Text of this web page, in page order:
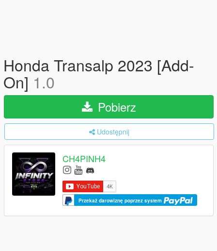
Honda Transalp 2023 [Add-
On] 1.0
Pobierz
Udostępnij
CH4PINH4
Przekaż darowiznę poprzez system